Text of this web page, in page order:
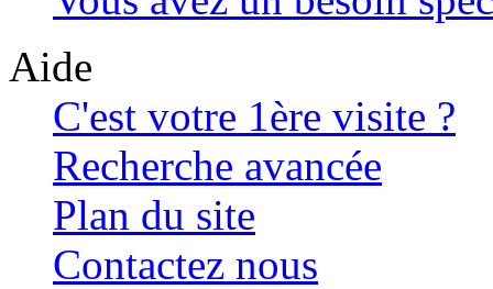
Aide
C'est votre 1ère visite ?
Recherche avancée
Plan du site
Contactez nous